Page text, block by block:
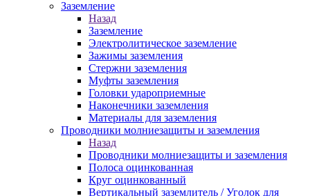
Заземление
Назад
Заземление
Электролитическое заземление
Зажимы заземления
Стержни заземления
Муфты заземления
Головки удароприемные
Наконечники заземления
Материалы для заземления
Проводники молниезащиты и заземления
Назад
Проводники молниезащиты и заземления
Полоса оцинкованная
Круг оцинкованный
Вертикальный заземлитель / Уголок для